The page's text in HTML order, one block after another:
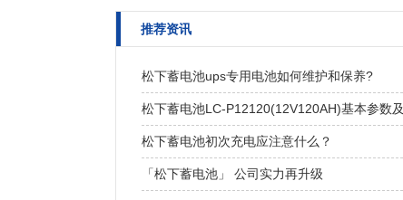
推荐资讯
松下蓄电池ups专用电池如何维护和保养?
松下蓄电池LC-P12120(12V120AH)基本参数
松下蓄电池初次充电应注意什么？
「松下蓄电池」 公司实力再升级